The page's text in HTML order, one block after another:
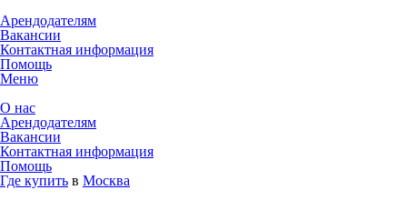
Арендодателям
Вакансии
Контактная информация
Помощь
Меню
О нас
Арендодателям
Вакансии
Контактная информация
Помощь
Где купить в Москва